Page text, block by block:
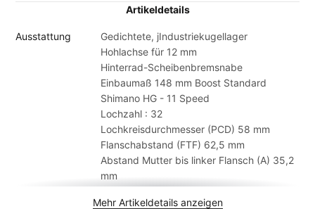
Artikeldetails
Ausstattung
Gedichtete, jIndustriekugellager
Hohlachse für 12 mm
Hinterrad-Scheibenbremsnabe
Einbaumaß 148 mm Boost Standard
Shimano HG - 11 Speed
Lochzahl : 32
Lochkreisdurchmesser (PCD) 58 mm
Flanschabstand (FTF) 62,5 mm
Abstand Mutter bis linker Flansch (A) 35,2
mm
Mehr Artikeldetails anzeigen